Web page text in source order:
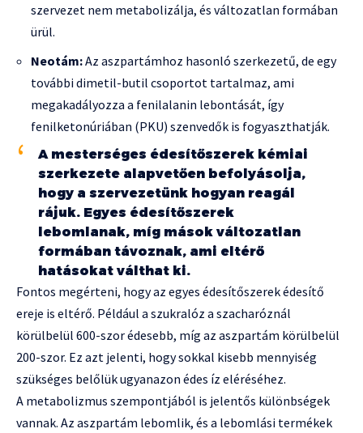
szervezet nem metabolizálja, és változatlan formában
ürül.
Neotám:Az aszpartámhoz hasonló szerkezetű, de egy
további dimetil-butil csoportot tartalmaz, ami
megakadályozza a fenilalanin lebontását, így
fenilketonúriában (PKU) szenvedők is fogyaszthatják.
A mesterséges édesítőszerek kémiai
szerkezete alapvetően befolyásolja,
hogy a szervezetünk hogyan reagál
rájuk. Egyes édesítőszerek
lebomlanak, míg mások változatlan
formában távoznak, ami eltérő
hatásokat válthat ki.
Fontos megérteni, hogy az egyes édesítőszerek édesítő
ereje is eltérő. Például a szukralóz a szacharóznál
körülbelül 600-szor édesebb, míg az aszpartám körülbelül
200-szor. Ez azt jelenti, hogy sokkal kisebb mennyiség
szükséges belőlük ugyanazon édes íz eléréséhez.
A metabolizmus szempontjából is jelentős különbségek
vannak. Az aszpartám lebomlik, és a lebomlási termékek